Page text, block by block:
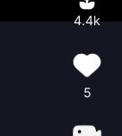
4.4k
5